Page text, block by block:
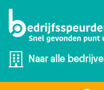
Naar alle